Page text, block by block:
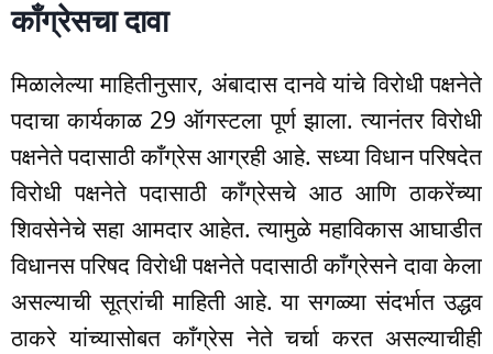
काँग्रेसचा दावा
मिळालेल्या माहितीनुसार, अंबादास दानवे यांचे विरोधी पक्षनेते
पदाचा कार्यकाळ 29 ऑगस्टला पूर्ण झाला. त्यानंतर विरोधी
पक्षनेते पदासाठी काँग्रेस आग्रही आहे. सध्या विधान परिषदेत
विरोधी पक्षनेते पदासाठी काँग्रेसचे आठ आणि ठाकरेंच्या
शिवसेनेचे सहा आमदार आहेत. त्यामुळे महाविकास आघाडीत
विधानस परिषद विरोधी पक्षनेते पदासाठी काँग्रेसने दावा केला
असल्याची सूत्रांची माहिती आहे. या सगळ्या संदर्भात उद्धव
ठाकरे यांच्यासोबत काँग्रेस नेते चर्चा करत असल्याचीही